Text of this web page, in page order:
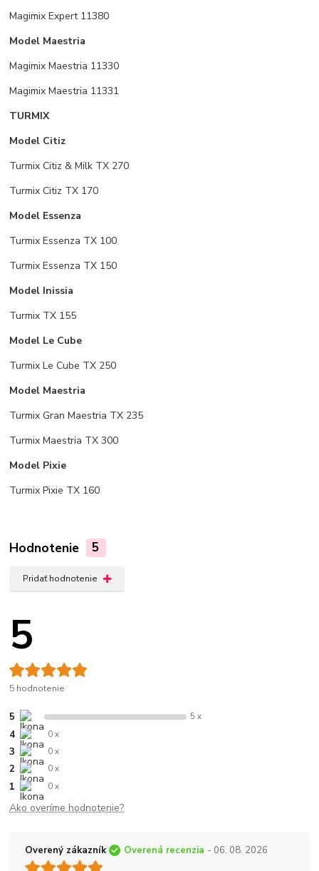
Magimix Expert 11380
Model Maestria
Magimix Maestria 11330
Magimix Maestria 11331
TURMIX
Model Citiz
Turmix Citiz & Milk TX 270
Turmix Citiz TX 170
Model Essenza
Turmix Essenza TX 100
Turmix Essenza TX 150
Model Inissia
Turmix TX 155
Model Le Cube
Turmix Le Cube TX 250
Model Maestria
Turmix Gran Maestria TX 235
Turmix Maestria TX 300
Model Pixie
Turmix Pixie TX 160
Hodnotenie 5
Pridať hodnotenie
5
5 hodnotenie
5 5 x
4 0 x
3 0 x
2 0 x
1 0 x
Ako overíme hodnotenie?
Overený zákazník Overená recenzia - 06. 08. 2026